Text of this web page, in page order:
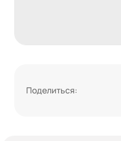
Поделиться: